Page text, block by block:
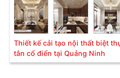
Thiết kế cải tạo nội thất biệt
tân cổ điển tại Quảng Ninh